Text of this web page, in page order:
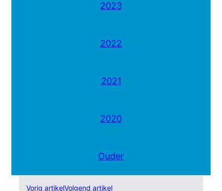
2023
2022
2021
2020
Ouder
Vorig artikelVolgend artikel